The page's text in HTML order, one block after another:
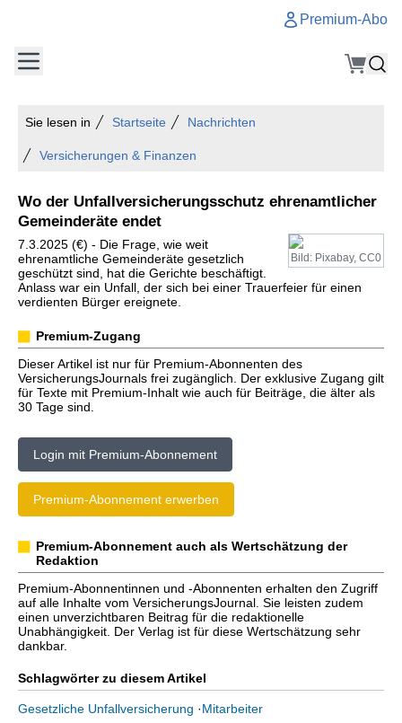
Premium-Abo
Sie lesen in Startseite Nachrichten
Versicherungen & Finanzen
Wo der Unfallversicherungsschutz ehrenamtlicher
Gemeinderäte endet
Bild: Pixabay, CC0
7.3.2025 (€) - Die Frage, wie weit
ehrenamtliche Gemeinderäte gesetzlich
geschützt sind, hat die Gerichte beschäftigt.
Anlass war ein Unfall, der sich bei einer Trauerfeier für einen
verdienten Bürger ereignete.
Premium-Zugang
Dieser Artikel ist nur für Premium-Abonnenten des
VersicherungsJournals frei zugänglich. Der exklusive Zugang gilt
für Texte mit Premium-Inhalt wie auch für Beiträge, die älter als
30 Tage sind.
Login mit Premium-Abonnement
Premium-Abonnement erwerben
Premium-Abonnement auch als Wertschätzung der
Redaktion
Premium-Abonnentinnen und -Abonnenten erhalten den Zugriff
auf alle Inhalte vom VersicherungsJournal. Sie leisten zudem
einen unverzichtbaren Beitrag für die redaktionelle
Unabhängigkeit. Der Verlag ist für diese Wertschätzung sehr
dankbar.
Schlagwörter zu diesem Artikel
Gesetzliche Unfallversicherung ·Mitarbeiter